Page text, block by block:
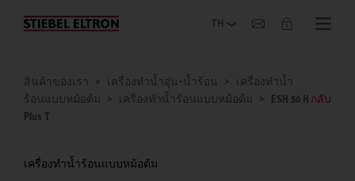
เกี่ยวกับองค์กร
สินค้าของเรา เครื่องทำน้ำอุ่น-น้ำร้อน
เครื่องทำน้ำ
ร้อนแบบหม้อต้ม
เครื่องทำน้ำร้อนแบบหม้อต้ม
ESH 50 H
Plus T
กลับ
เครื่องทำน้ำร้อนแบบหม้อต้ม